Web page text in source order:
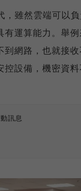
，雖然雲端可以
有運算能力。舉例
到網路，也就接收
控設備，機密資料
訊息